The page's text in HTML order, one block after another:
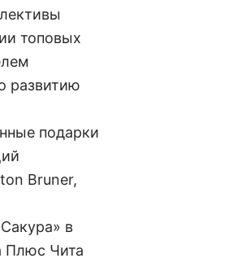
топовых
развитию
подарки
Bruner,
в
Плюс Чита